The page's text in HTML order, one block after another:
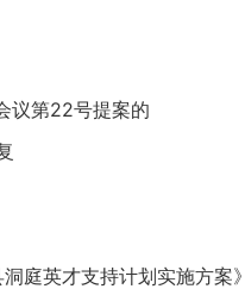
议第22号提案的
庭英才支持计划实施方